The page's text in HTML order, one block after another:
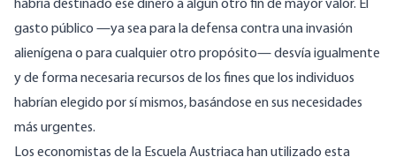
habría destinado ese dinero a algún otro fin de mayor valor. El
gasto público —ya sea para la defensa contra una invasión
alienígena o para cualquier otro propósito— desvía igualmente
y de forma necesaria recursos de los fines que los individuos
habrían elegido por sí mismos, basándose en sus necesidades
más urgentes.
Los economistas de la Escuela Austriaca han utilizado esta